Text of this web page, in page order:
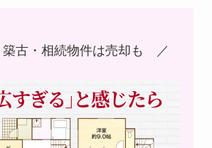
古・相続物件は売却も ／